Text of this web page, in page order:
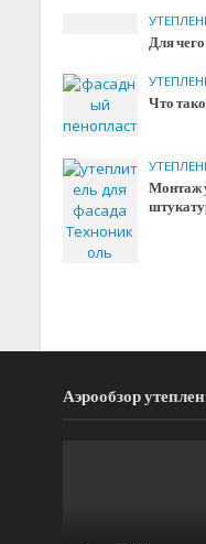
Для
Что
Монтаж
Аэрообзор